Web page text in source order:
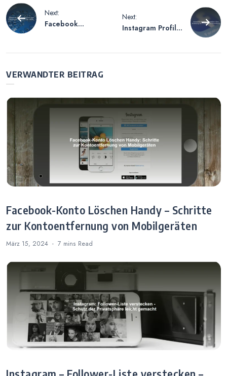
Beitragsnavigation
Next:
Facebook
offline
Next:
Instagram Profil
Eine Anleitung
VERWANDTER BEITRAG
Facebook-Konto Löschen Handy – Schritte
zur Kontoentfernung von Mobilgeräten
März 15, 2024 7 mins Read